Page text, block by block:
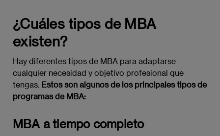
¿Cuáles tipos de MBA
existen?
Hay diferentes tipos de MBA para adaptarse
cualquier necesidad y objetivo profesional que
tengas. Estos son algunos de los principales tipos de
programas de MBA:
MBA a tiempo completo